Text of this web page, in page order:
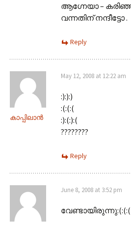
ആഗ്നേയാ –
വന്നതിന് നന്ദീട്ടോ .
Reply
കാപ്പിലാന്‍
May 12, 2008 at 12:22 am
:):):)
:(:(:(
:):(:):(
????????
Reply
June 8, 2008 at 3:52 pm
വേണ്ടായിരുന്നു:(:(:(